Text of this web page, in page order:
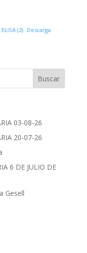
(2) Descarga
03-08-26
20-07-26
6 DE JULIO DE
Gesell